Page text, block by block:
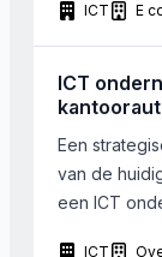
basis van
omzet van
en heeft
ICT E
ICT
Een
van de
een ICT
ICT